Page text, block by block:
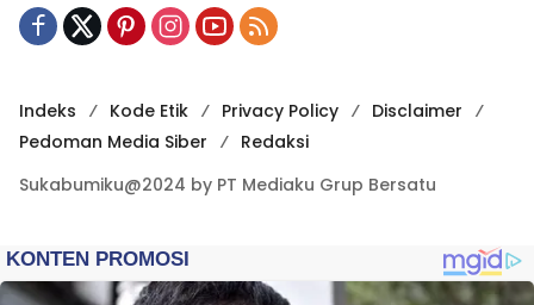
Indeks Kode Etik Privacy Policy
Disclaimer
Pedoman Media Siber
Redaksi
Sukabumiku@2024 by PT Mediaku Grup Bersatu